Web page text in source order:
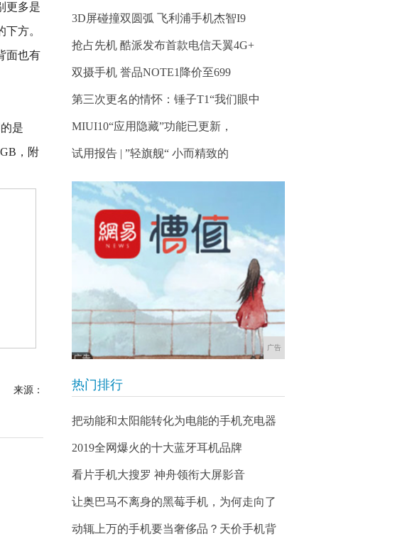
更多是
方。
面也有
是
，附
来源：
3D屏碰撞双圆弧 飞利浦手机杰智I9
抢占先机 酷派发布首款电信天翼4G+
双摄手机 誉品NOTE1降价至699
第三次更名的情怀：锤子T1“我们眼中
MIUI10“应用隐藏”功能已更新，
试用报告 | ”轻旗舰“ 小而精致的
广告
热门排行
把动能和太阳能转化为电能的手机充电器
2019全网爆火的十大蓝牙耳机品牌
看片手机大搜罗 神舟领衔大屏影音
让奥巴马不离身的黑莓手机，为何走向了
动辄上万的手机要当奢侈品？天价手机背